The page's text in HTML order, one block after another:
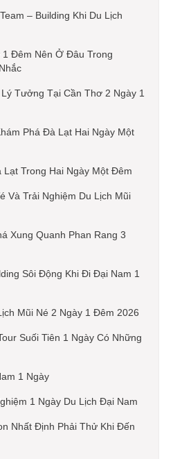
– Building Khi Du Lịch
1 Đêm Nên Ở Đâu Trong
Tưởng Tại Cần Thơ 2 Ngày 1
Phá Đà Lạt Hai Ngày Một
Trong Hai Ngày Một Đêm
Và Trải Nghiệm Du Lịch Mũi
Xung Quanh Phan Rang 3
Sôi Động Khi Đi Đại Nam 1
Mũi Né 2 Ngày 1 Đêm 2026
Suối Tiên 1 Ngày Có Những
1 Ngày
1 Ngày Du Lịch Đại Nam
Nhất Định Phải Thử Khi Đến